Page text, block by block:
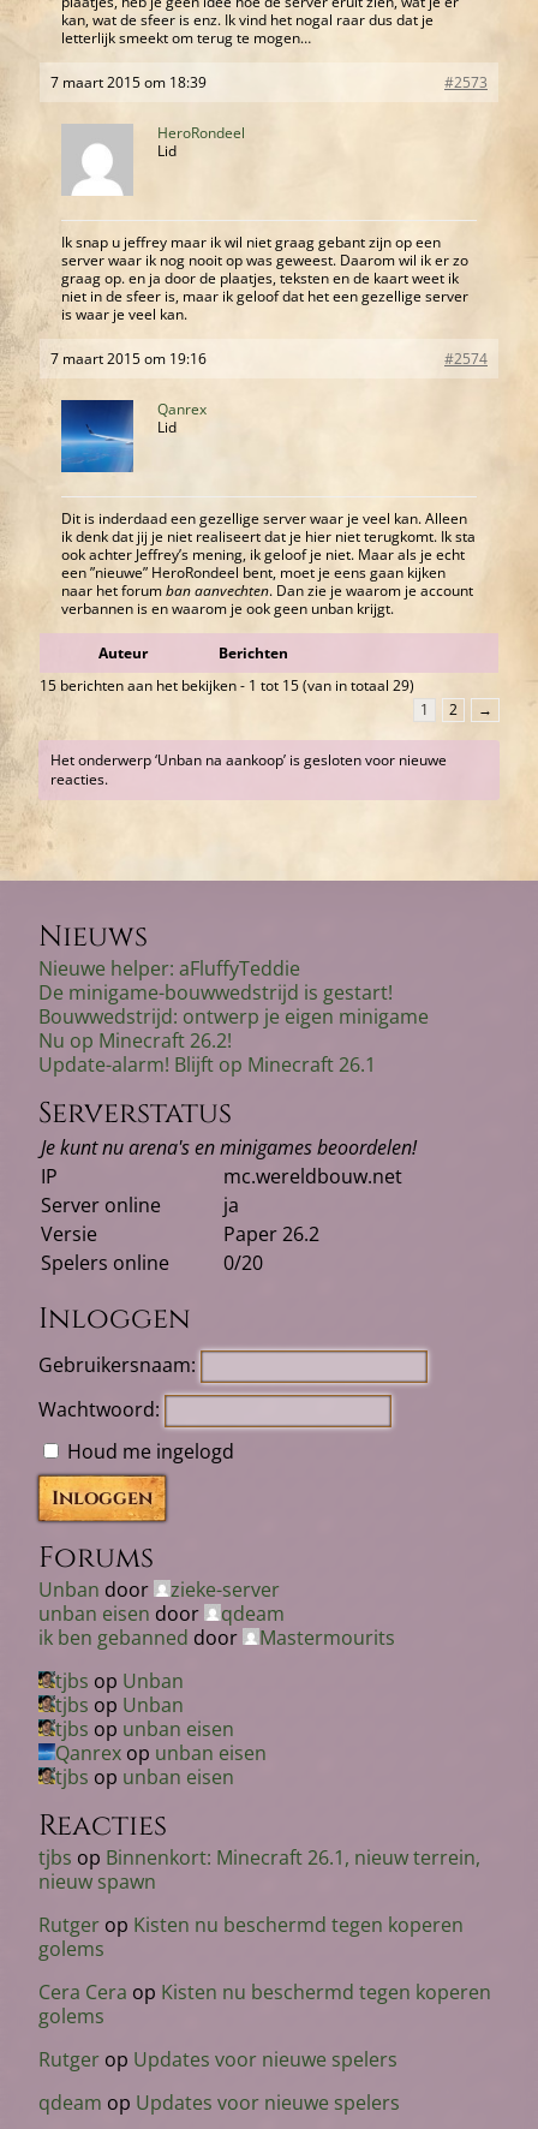
kan, wat de sfeer is enz. Ik vind het nogal raar dus dat je
letterlijk smeekt om terug te mogen…
7 maart 2015 om 18:39 #2573
HeroRondeel
Lid
Ik snap u jeffrey maar ik wil niet graag gebant zijn op een
server waar ik nog nooit op was geweest. Daarom wil ik er zo
graag op. en ja door de plaatjes, teksten en de kaart weet ik
niet in de sfeer is, maar ik geloof dat het een gezellige server
is waar je veel kan.
7 maart 2015 om 19:16 #2574
Qanrex
Lid
Dit is inderdaad een gezellige server waar je veel kan. Alleen
ik denk dat jij je niet realiseert dat je hier niet terugkomt. Ik sta
ook achter Jeffrey’s mening, ik geloof je niet. Maar als je echt
een ”nieuwe” HeroRondeel bent, moet je eens gaan kijken
naar het forumban aanvechten. Dan zie je waarom je account
verbannen is en waarom je ook geen unban krijgt.
Auteur
Berichten
15 berichten aan het bekijken - 1 tot 15 (van in totaal 29)
1
2 →
Het onderwerp ‘Unban na aankoop’ is gesloten voor nieuwe
reacties.
Nieuws
Nieuwe helper: aFluffyTeddie
De minigame-bouwwedstrijd is gestart!
Bouwwedstrijd: ontwerp je eigen minigame
Nu op Minecraft 26.2!
Update-alarm! Blijft op Minecraft 26.1
Serverstatus
Je kunt nu arena's en minigames beoordelen!
IP
mc.wereldbouw.net
Server online
ja
Versie
Paper 26.2
Spelers online
0/20
Inloggen
Gebruikersnaam:
Wachtwoord:
Houd me ingelogd
Inloggen
Forums
Unban door
zieke-server
unban eisen door
qdeam
ik ben gebanned door
Mastermourits
tjbs op Unban
tjbs op Unban
tjbs op unban eisen
Qanrex op unban eisen
tjbs op unban eisen
Reacties
tjbs op Binnenkort: Minecraft 26.1, nieuw terrein,
nieuw spawn
Rutger op Kisten nu beschermd tegen koperen
golems
Cera Cera op Kisten nu beschermd tegen koperen
golems
Rutger op Updates voor nieuwe spelers
qdeam op Updates voor nieuwe spelers